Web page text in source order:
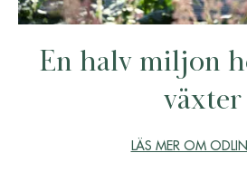
En halv miljon
växter
LÄS MER OM